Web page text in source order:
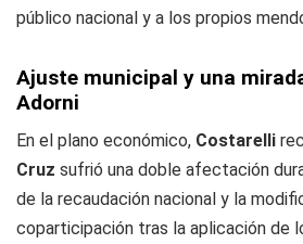
público nacional y a los propios
Ajuste municipal y una
Adorni
En el plano económico, Costarelli
Cruz sufrió una doble afectación
de la recaudación nacional y la
coparticipación tras la aplicación de